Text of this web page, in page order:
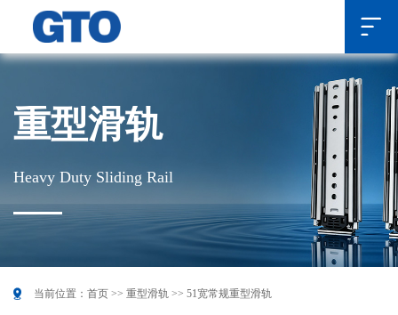

重型滑轨
Heavy Duty Sliding Rail
 当前位置： 首页 >> 重型滑轨 >> 51宽常规重型滑轨